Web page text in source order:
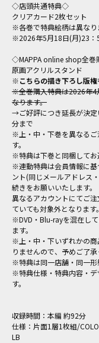
◇店頭共通特典◇
クリアカード2枚セット
※各巻で特典絵柄は異なり
※2026年5月18日(月)23：
◇MAPPA online shop全
原画アクリルスタンド
※こちらの描き下ろし版権
※全巻購入特典は2026年4
なります。
→ご好評につき延長が決
分まで
※上・中・下巻を異なるご
す。
※特典は下巻と同梱してお
※連動特典は会員情報に基
ント(同じメールアドレス
続きをお願いいたします。
異なるアカウントにてご
ていても対象外となります。
※DVD・Blu-rayを混在し
ます。
※上・中・下いずれかの
りませんので、予めご了承
※特典は同一店舗・同一形
※特典仕様・特典内容・デ
す。
収録時間：本編 約92分
仕様：片面1層1枚組/
LB